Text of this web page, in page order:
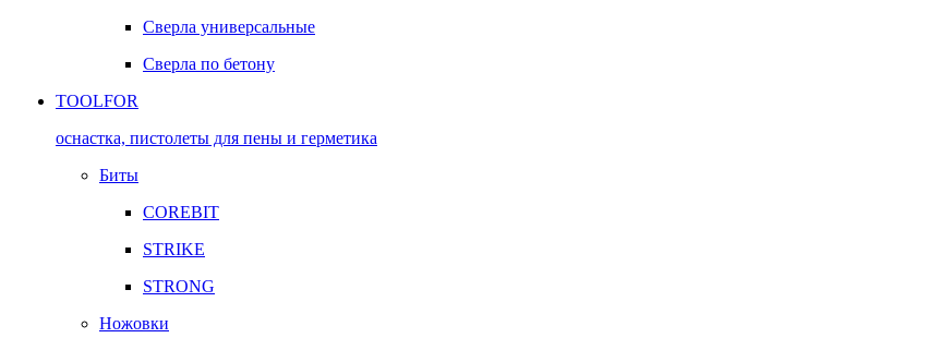
Сверла универсальные
Сверла по бетону
TOOLFOR
оснастка, пистолеты для пены и герметика
Биты
COREBIT
STRIKE
STRONG
Ножовки